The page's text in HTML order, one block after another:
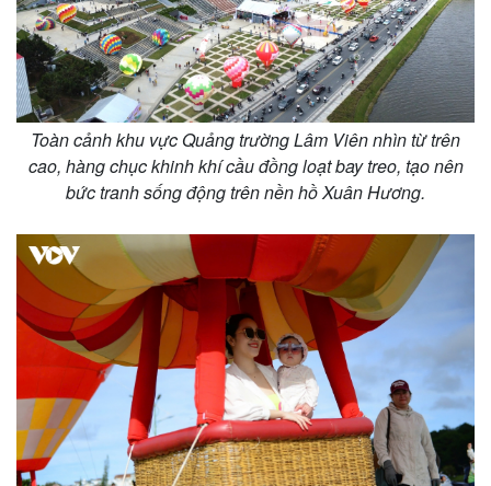
Toàn cảnh khu vực Quảng trường Lâm Viên nhìn từ trên
cao, hàng chục khinh khí cầu đồng loạt bay treo, tạo nên
bức tranh sống động trên nền hồ Xuân Hương.